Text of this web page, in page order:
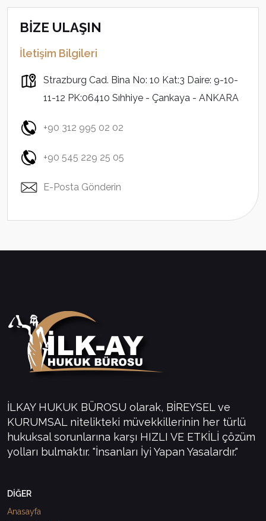
BİZE ULAŞIN
İletişim Bilgileri
Strazburg Cad. Bina No: 10 Kat:3 Daire: 9-10-
11-12 PK:06410 Sıhhiye - Çankaya - ANKARA
+90 312 995 02 02
+90 545 229 25 05
E-Posta Gönderin
İLKAY HUKUK BÜROSU olarak, BİREYSEL ve
KURUMSAL nitelikteki müvekkillerinin her türlü
hukuksal sorunlarına karşı HIZLI VE ETKİLİ çözüm
yolları bulmaktır. "İnsanları İyi Yapan Yasalardır."
DİĞER
Anasayfa